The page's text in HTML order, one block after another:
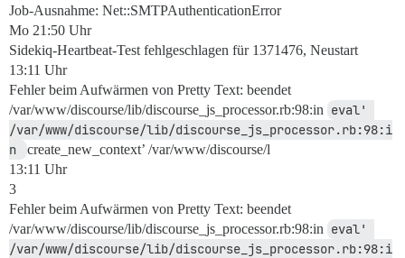
Job-Ausnahme: Net::SMTPAuthenticationError
Mo 21:50 Uhr
Sidekiq-Heartbeat-Test fehlgeschlagen für 1371476, Neustart
13:11 Uhr
Fehler beim Aufwärmen von Pretty Text: beendet
/var/www/discourse/lib/discourse_js_processor.rb:98:in eval'
/var/www/discourse/lib/discourse_js_processor.rb:98:i
n
create_new_context’ /var/www/discourse/l
13:11 Uhr
3
Fehler beim Aufwärmen von Pretty Text: beendet
/var/www/discourse/lib/discourse_js_processor.rb:98:in eval'
/var/www/discourse/lib/discourse_js_processor.rb:98:i